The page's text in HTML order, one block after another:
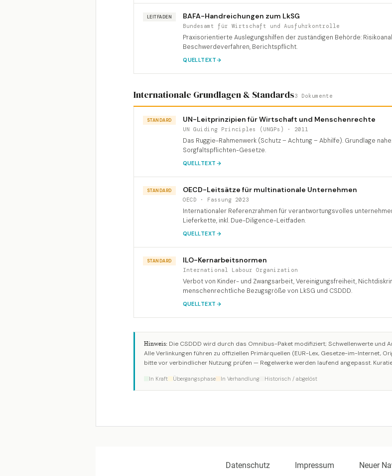
LEITFADEN BAFA-Handreichungen zum LkSG
Bundesamt für Wirtschaft und Ausfuhrkontrolle
Praxisorientierte Auslegungshilfen der zuständigen Behörde:
Beschwerdeverfahren, Berichtspflicht.
QUELLTEXT
Internationale Grundlagen & Standards3 Dokumente
STANDARD UN-Leitprinzipien für Wirtschaft und Menschenrechte
UN Guiding Principles (UNGPs) · 2011
Das Ruggie-Rahmenwerk (Schutz – Achtung – Abhilfe). Grundlage
Sorgfaltspflichten-Gesetze.
QUELLTEXT
STANDARD OECD-Leitsätze für multinationale Unternehmen
OECD · Fassung 2023
Internationaler Referenzrahmen für verantwortungsvolles
Lieferkette, inkl. Due-Diligence-Leitfaden.
QUELLTEXT
STANDARD ILO-Kernarbeitsnormen
International Labour Organization
Verbot von Kinder- und Zwangsarbeit, Vereinigungsfreiheit,
menschenrechtliche Bezugsgröße von LkSG und CSDDD.
QUELLTEXT
Hinweis: Die CSDDD wird durch das Omnibus-Paket modifiziert; Schwellenwerte und
Alle Verlinkungen führen zu offiziellen Primärquellen (EUR-Lex, Gesetze-im-Internet,
bitte vor verbindlicher Nutzung prüfen — Regelwerke werden laufend angepasst.
In Kraft Übergangsphase In Verhandlung Historisch / abgelöst
Datenschutz Impressum Neuer